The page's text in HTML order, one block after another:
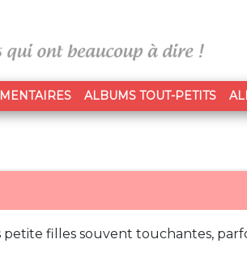
ALBUMS TOUT-PETITS
petite filles souvent touchantes,